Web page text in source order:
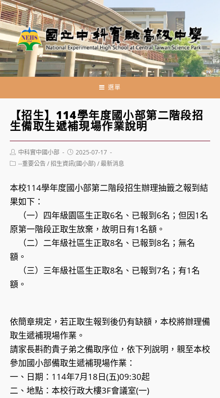
跳
轉
至
主
要
內
選單
【招生】114學年度國小部第二階段招
生備取生遞補現場作業說明
Post
author:
中科實中國小部
Post
published:
2025-07-17
Post--重要公告/招生資訊(國小部) /最新消息
本校114學年度國小部第二階段招生辦理抽籤之報到結
果如下：
（一）四年級園區生正取6名、已報到6名；但因1名
原第一階段正取生放棄，故明日有1名額。
（二）二年級社區生正取8名、已報到8名；無名
額。
（三）三年級社區生正取8名、已報到7名；有1名
額。
依簡章規定，若正取生報到後仍有缺額，本校將辦理備
取生遞補現場作業。
請家長斟酌貴子弟之備取序位，依下列說明，親至本校
參加國小部備取生遞補現場作業：
一、日期：114年7月18日(五)09:30起
二、地點：本校行政大樓3F會議室(一)